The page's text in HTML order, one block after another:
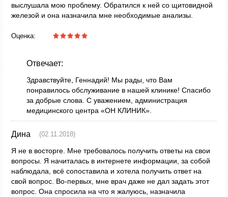
выслушала мою проблему. Обратился к ней со щитовидной
железой и она назначила мне необходимые анализы.
Оценка:
Отвечает:
Здравствуйте, Геннадий! Мы рады, что Вам
понравилось обслуживание в нашей клинике! Спасибо
за добрые слова. С уважением, администрация
медицинского центра «ОН КЛИНИК».
Дина (02.11.2018)
Я не в восторге. Мне требовалось получить ответы на свои
вопросы. Я начиталась в интернете информации, за собой
наблюдала, всё сопоставила и хотела получить ответ на
свой вопрос. Во-первых, мне врач даже не дал задать этот
вопрос. Она спросила на что я жалуюсь, назначила